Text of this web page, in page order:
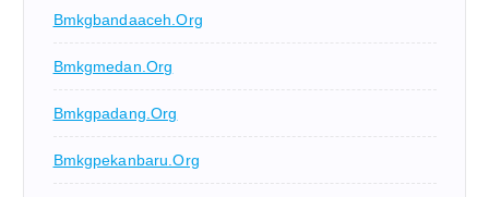
Bmkgbandaaceh.org
Bmkgmedan.org
Bmkgpadang.org
Bmkgpekanbaru.org